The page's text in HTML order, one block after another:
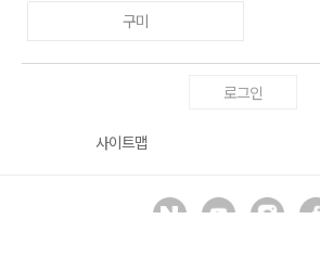
구미
로그인
사이트맵